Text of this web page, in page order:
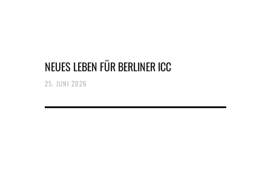
NEUES LEBEN FÜR BERLINER ICC
25. JUNI 2026